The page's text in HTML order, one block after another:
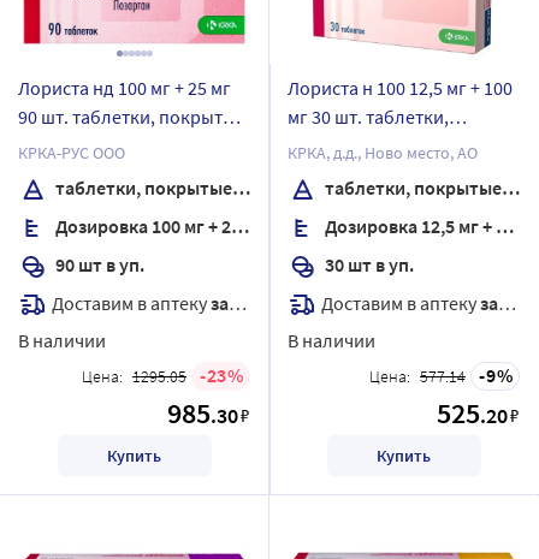
Лориста нд 100 мг + 25 мг
90 шт. таблетки, покрытые
пленочной оболочкой
КРКА-РУС ООО
таблетки, покрытые пленочной оболочкой
Дозировка 100 мг + 25 мг
90 шт в уп.
Доставим в аптекузавтра
В наличии
Цена: 1295.05 23
985.30₽
Купить
Лориста н 100 12,5 мг + 100
мг 30 шт. таблетки,
покрытые пленочной
оболочкой
КРКА, д.д., Ново место, АО
таблетки, покрытые пленочной оболочкой
Дозировка 12,5 мг + 100 мг
30 шт в уп.
Доставим в аптекузавтра
В наличии
Цена: 577.14 9
525.20₽
Купить